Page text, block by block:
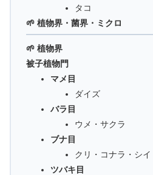
タコ
🌱 植物界・菌界・ミクロ
🌱 植物界
被子植物門
マメ目
ダイズ
バラ目
ウメ・サクラ
ブナ目
クリ・コナラ・シイ
ツバキ目